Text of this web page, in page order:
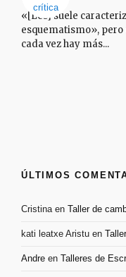
«[Les] suele
esquematismo», pero
cada vez hay más...
ÚLTIMOS
Cristinaen Taller de
kati leatxe Aristu en
Andre en Talleres de